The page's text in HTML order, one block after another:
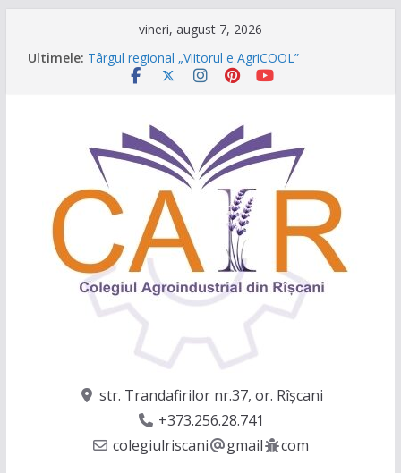
vineri, august 7, 2026
Ultimele: Târgul regional „Viitorul e AgriCOOL”
Un capitol se încheie, iar un viitor plin de
și clipe de neuitat!
CONCURS DE VIDEO SPOTURI „The Coral Reef
of the Prut – destinația ta turistică”
Caravana Profesiilor – Invatamantul Dual în
acțiune!
str. Trandafirilor nr.37, or. Rîşcani
+373.256.28.741
colegiulriscani
gmail com